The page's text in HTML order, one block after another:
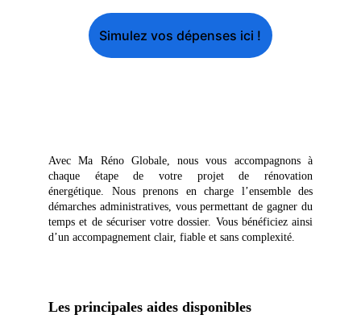
Simulez vos dépenses ici !
Avec Ma Réno Globale, nous vous accompagnons à
chaque étape de votre projet de rénovation
énergétique. Nous prenons en charge l’ensemble des
démarches administratives, vous permettant de gagner du
temps et de sécuriser votre dossier. Vous bénéficiez ainsi
d’un accompagnement clair, fiable et sans complexité.
Les principales aides disponibles